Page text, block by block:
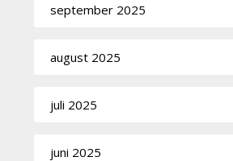
september 2025
august 2025
juli 2025
juni 2025